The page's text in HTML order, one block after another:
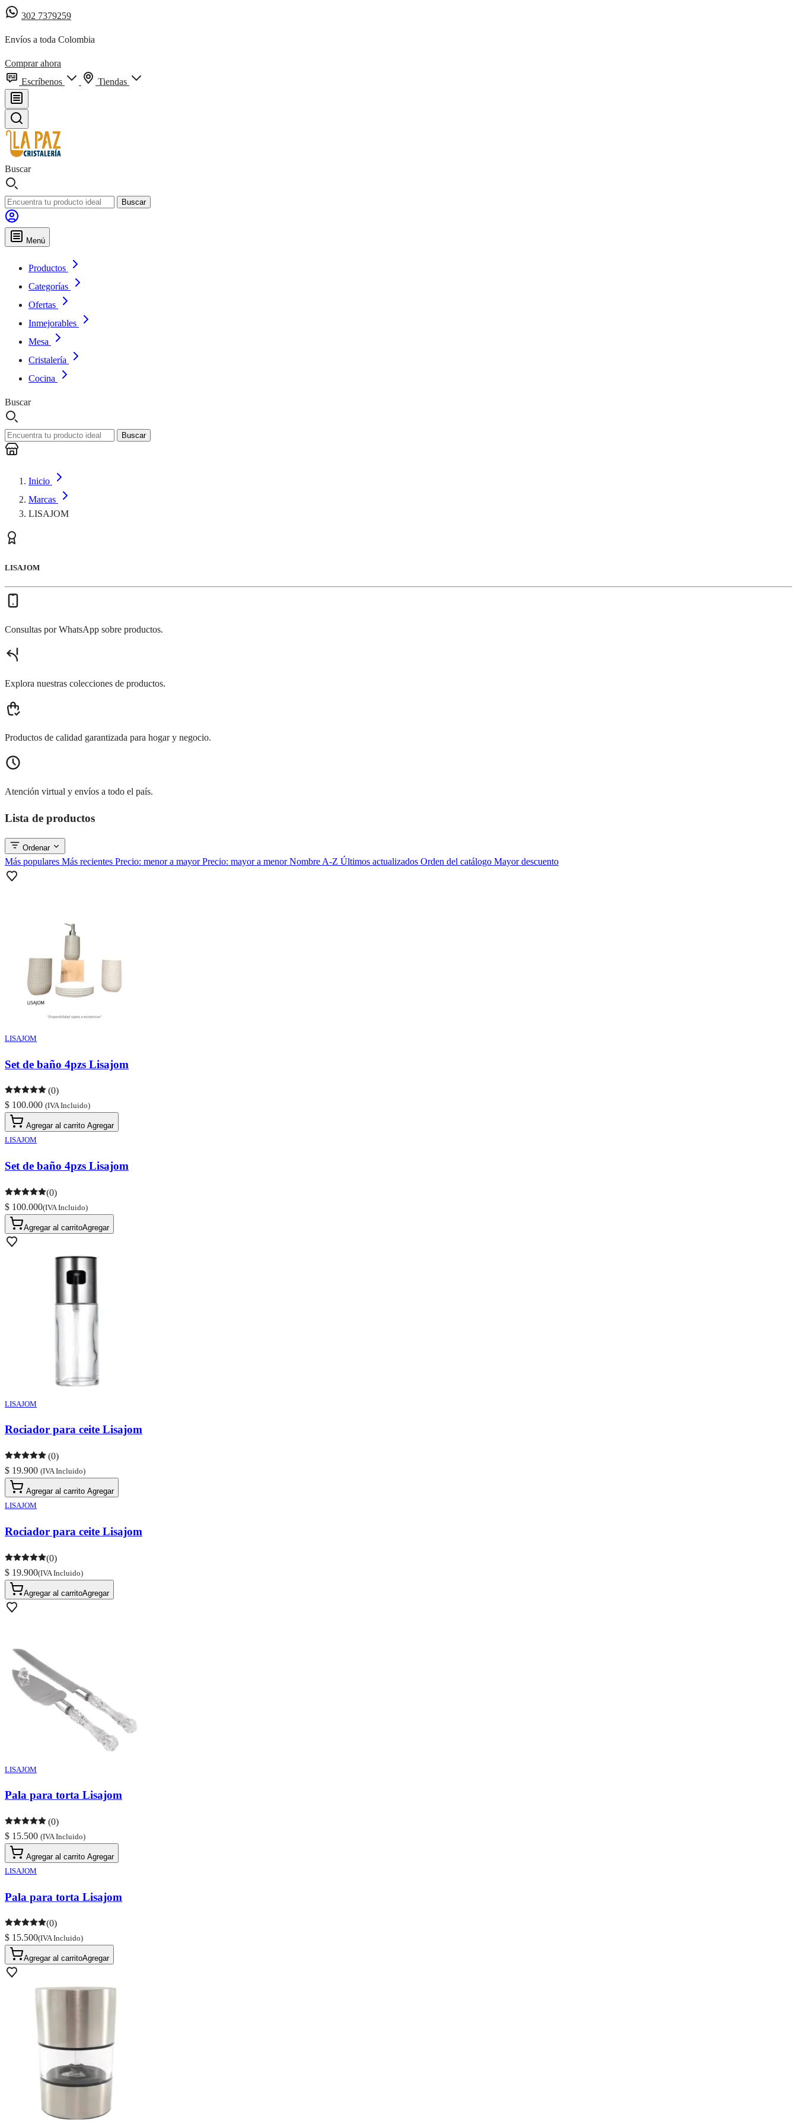
302 7379259
Envíos a toda Colombia
Comprar ahora
Escríbenos
Tiendas
Buscar
Buscar
Menú
Productos
Categorías
Ofertas
Inmejorables
Mesa
Cristalería
Cocina
Buscar
Buscar
Inicio
Marcas
LISAJOM
LISAJOM
Consultas por WhatsApp sobre productos.
Explora nuestras colecciones de productos.
Productos de calidad garantizada para hogar y negocio.
Atención virtual y envíos a todo el país.
Lista de productos
Ordenar
Más populares Más recientes Precio: menor a mayorPrecio: mayor a menorNombre A-Z Últimos actualizados Orden del catálogo Mayor descuento
LISAJOM
Set de baño 4pzs Lisajom
(0)
$ 100.000 (IVA Incluido)
Agregar al carrito Agregar
LISAJOM
Set de baño 4pzs Lisajom
(0)
$ 100.000(IVA Incluido)
Agregar al carritoAgregar
LISAJOM
Rociador para ceite Lisajom
(0)
$ 19.900 (IVA Incluido)
Agregar al carrito Agregar
LISAJOM
Rociador para ceite Lisajom
(0)
$ 19.900(IVA Incluido)
Agregar al carritoAgregar
LISAJOM
Pala para torta Lisajom
(0)
$ 15.500 (IVA Incluido)
Agregar al carrito Agregar
LISAJOM
Pala para torta Lisajom
(0)
$ 15.500(IVA Incluido)
Agregar al carritoAgregar